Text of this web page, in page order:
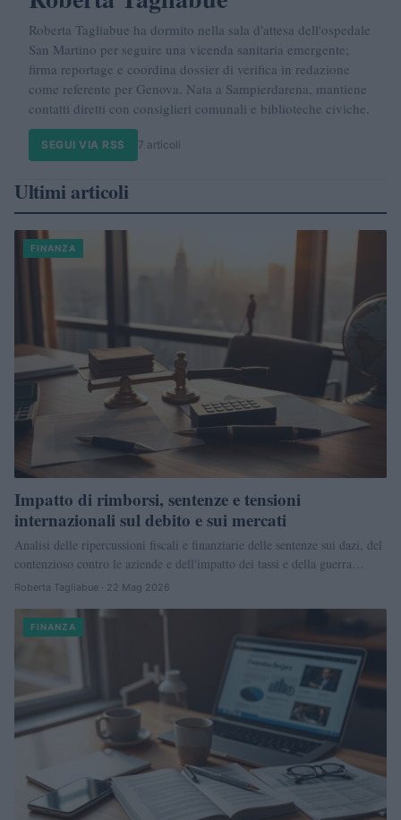
Roberta Tagliabue ha dormito nella sala d'attesa dell'ospedale
San Martino per seguire una vicenda sanitaria emergente;
firma reportage e coordina dossier di verifica in redazione
come referente per Genova. Nata a Sampierdarena, mantiene
contatti diretti con consiglieri comunali e biblioteche civiche.
SEGUI VIA RSS 7 articoli
Ultimi articoli
FINANZA
Impatto di rimborsi, sentenze e tensioni
internazionali sul debito e sui mercati
Analisi delle ripercussioni fiscali e finanziarie delle sentenze sui dazi, del
contenzioso contro le aziende e dell'impatto dei tassi e della guerra…
Roberta Tagliabue · 22 Mag 2026
FINANZA